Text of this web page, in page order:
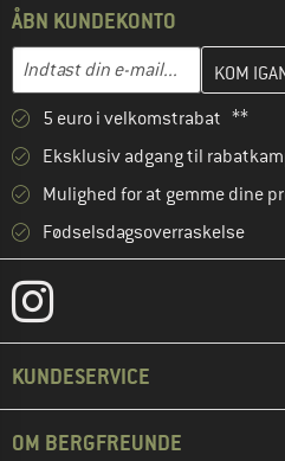
ÅBN KUNDEKONTO
E-mail-adresse
Indtast din e-mailadresse her,
5 euro i velkomstrabat **
Eksklusiv adgang til
Mulighed for at gemme dine
Fødselsdagsoverraskelse
KUNDESERVICE
OM BERGFREUNDE